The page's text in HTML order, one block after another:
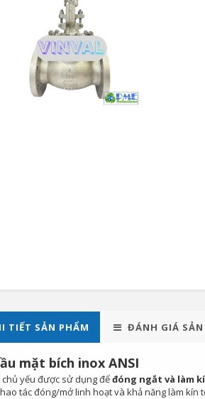
TIẾT SẢN PHẨM ĐÁNH GIÁ SẢN
mặt bích inox ANSI
chủ yếu được sử dụng đểđóng ngắt và làm
tác đóng/mở linh hoạt và khả năng làm kín